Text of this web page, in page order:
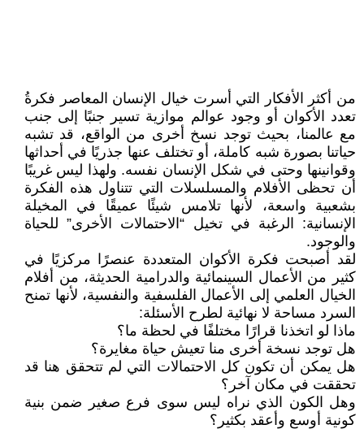
من أكثر الأفكار التي أسرت خيال الإنسان المعاصر فكرةُ
تعدد الأكوان أو وجود عوالم موازية تسير جنبًا إلى جنب
مع عالمنا، بحيث توجد نسخ أخرى من الواقع، قد تشبه
حياتنا بصورة شبه كاملة، أو تختلف عنها جذريًا في أحداثها
وقوانينها وحتى في شكل الإنسان نفسه. ولهذا ليس غريبًا
أن تحظى الأفلام والمسلسلات التي تتناول هذه الفكرة
بشعبية واسعة، لأنها تلامس شيئًا عميقًا في المخيلة
الإنسانية: الرغبة في تخيل “الاحتمالات الأخرى” للحياة
والوجود.
لقد أصبحت فكرة الأكوان المتعددة عنصرًا مركزيًا في
كثير من الأعمال السينمائية والدرامية الحديثة، من أفلام
الخيال العلمي إلى الأعمال الفلسفية والنفسية، لأنها تمنح
السرد مساحة لا نهائية لطرح الأسئلة:
ماذا لو اتخذنا قرارًا مختلفًا في لحظة ما؟
هل توجد نسخة أخرى منا تعيش حياة مغايرة؟
هل يمكن أن تكون كل الاحتمالات التي لم تتحقق هنا قد
تحققت في مكان آخر؟
وهل الكون الذي نراه ليس سوى فرع صغير ضمن بنية
كونية أوسع وأعقد بكثير؟